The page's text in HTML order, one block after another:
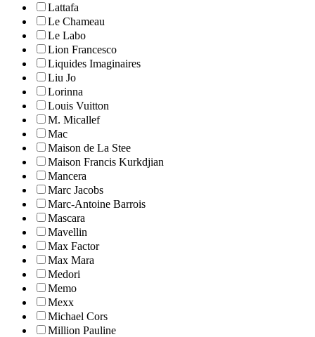
Lattafa
Le Chameau
Le Labo
Lion Francesco
Liquides Imaginaires
Liu Jo
Lorinna
Louis Vuitton
M. Micallef
Mac
Maison de La Stee
Maison Francis Kurkdjian
Mancera
Marc Jacobs
Marc-Antoine Barrois
Mascara
Mavellin
Max Factor
Max Mara
Medori
Memo
Mexx
Michael Cors
Million Pauline